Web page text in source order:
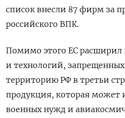
список внесли 87 фирм за
российского ВПК.
Помимо этого ЕС расширил
и технологий, запрещенных
территорию РФ в третьи
продукция, которая может
военных нужд и